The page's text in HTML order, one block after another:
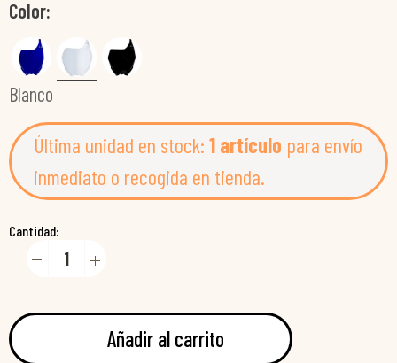
Color
Blanco
Última unidad en stock: 1 artículo para envío
inmediato o recogida en tienda.
Cantidad:
Añadir al carrito